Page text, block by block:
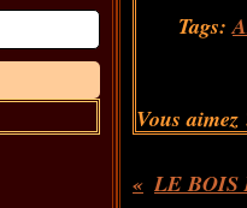
Tags:
Vous aimez